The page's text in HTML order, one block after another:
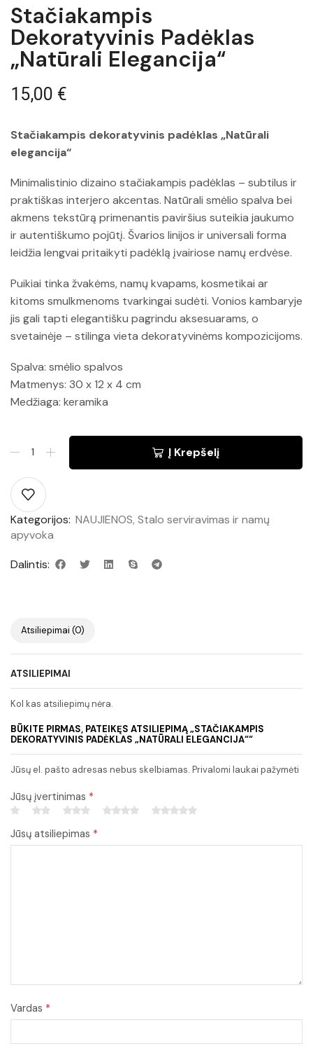
Stačiakampis
Dekoratyvinis Padėklas
„Natūrali Elegancija“
15,00 €
Stačiakampis dekoratyvinis padėklas „Natūrali
elegancija“
Minimalistinio dizaino stačiakampis padėklas – subtilus ir
praktiškas interjero akcentas. Natūrali smėlio spalva bei
akmens tekstūrą primenantis paviršius suteikia jaukumo
ir autentiškumo pojūtį. Švarios linijos ir universali forma
leidžia lengvai pritaikyti padėklą įvairiose namų erdvėse.
Puikiai tinka žvakėms, namų kvapams, kosmetikai ar
kitoms smulkmenoms tvarkingai sudėti. Vonios kambaryje
jis gali tapti elegantišku pagrindu aksesuarams, o
svetainėje – stilinga vieta dekoratyvinėms kompozicijoms.
Spalva: smėlio spalvos
Matmenys: 30 x 12 x 4 cm
Medžiaga: keramika
Į Krepšelį
Kategorijos: NAUJIENOS, Stalo serviravimas ir namų
apyvoka
Dalintis:
Atsiliepimai (0)
ATSILIEPIMAI
Kol kas atsiliepimų nėra.
BŪKITE PIRMAS, PATEIKĘS ATSILIEPIMĄ „STAČIAKAMPIS
DEKORATYVINIS PADĖKLAS „NATŪRALI ELEGANCIJA““
Jūsų el. pašto adresas nebus skelbiamas. Privalomi laukai pažymėti
Jūsų įvertinimas *
Jūsų atsiliepimas *
Vardas *